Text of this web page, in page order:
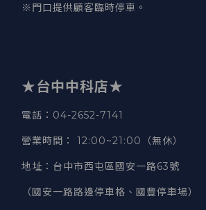
※門口提供顧客臨時停車。
★台中中科店★
電話 ：04-2652-7141
營業時間 ： 12:00~21:00（無休）
地址 ：台中市西屯區國安一路63號
（國安一路路邊停車格、國豐停車場）